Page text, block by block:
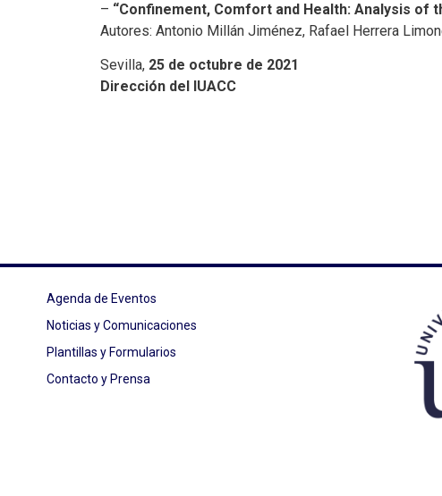
– “Confinement, Comfort and Health: Analysis of
Autores: Antonio Millán Jiménez, Rafael Herrera
Sevilla, 25 de octubre de 2021
Dirección del IUACC
Agenda de Eventos
Noticias y Comunicaciones
Plantillas y Formularios
Contacto y Prensa